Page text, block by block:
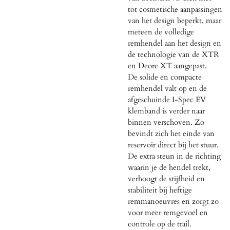
tot cosmetische aanpassingen
van het design beperkt, maar
meteen de volledige
remhendel aan het design en
de technologie van de XTR
en Deore XT aangepast.
De solide en compacte
remhendel valt op en de
afgeschuinde I-Spec EV
klemband is verder naar
binnen verschoven. Zo
bevindt zich het einde van
reservoir direct bij het stuur.
De extra steun in de richting
waarin je de hendel trekt,
verhoogt de stijfheid en
stabiliteit bij heftige
remmanoeuvres en zorgt zo
voor meer remgevoel en
controle op de trail.